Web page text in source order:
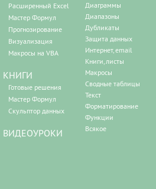
Расширенный Excel
Мастер Формул
Прогнозирование
Визуализация
Макросы на VBA
КНИГИ
Готовые решения
Мастер Формул
Скульптор данных
ВИДЕОУРОКИ
Диаграммы
Диапазоны
Дубликаты
Защита данных
Интернет, email
Книги, листы
Макросы
Сводные таблицы
Текст
Форматирование
Функции
Всякое